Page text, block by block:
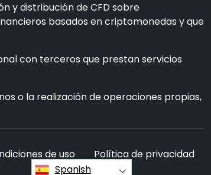
y distribución de CFD sobre
basados en criptomonedas y que
con terceros que prestan servicios
o la realización de operaciones propias,
de uso
Política de privacidad
Spanish